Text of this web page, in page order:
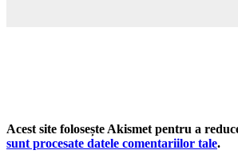
Acest site folosește Akismet pentru a
sunt procesate datele comentariilor tale.